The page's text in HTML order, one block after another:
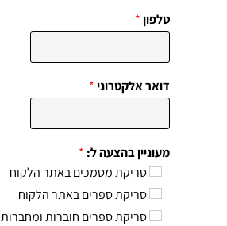
טלפון*
דואר אלקטרוני*
מעוניין בהצעה ל: *
סריקת מסמכים באתר הלקוח
סריקת ספרים באתר הלקוח
סריקת ספרים חוברות ומחברות